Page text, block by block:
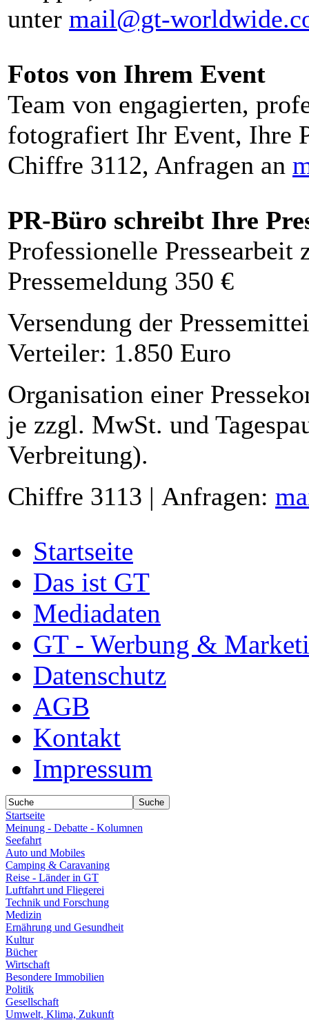
unter mail@gt-
Fotos von Ihrem Event
Team von engagierten,
fotografiert Ihr Event, Ihre
Chiffre 3112, Anfragen an
PR-Büro schreibt Ihre
Professionelle Pressearbeit
Pressemeldung 350 €
Versendung der
Verteiler: 1.850 Euro
Organisation einer
je zzgl. MwSt. und
Verbreitung).
Chiffre 3113 | Anfragen:
Startseite
Das ist GT
Mediadaten
GT - Werbung &
Datenschutz
AGB
Kontakt
Impressum
Startseite
Meinung - Debatte - Kolumnen
Seefahrt
Auto und Mobiles
Camping & Caravaning
Reise - Länder in GT
Luftfahrt und Fliegerei
Technik und Forschung
Medizin
Ernährung und Gesundheit
Kultur
Bücher
Wirtschaft
Besondere Immobilien
Politik
Gesellschaft
Umwelt, Klima, Zukunft